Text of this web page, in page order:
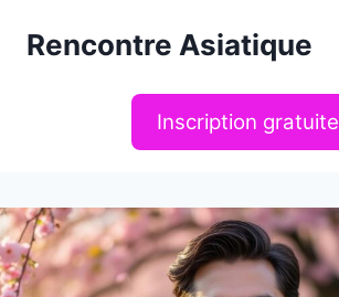
Rencontre Asiatique
Inscription gratuite